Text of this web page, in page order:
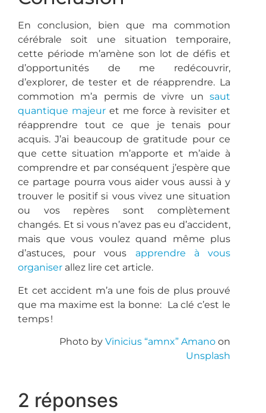
En conclusion, bien que ma commotion
cérébrale soit une situation temporaire,
cette période m’amène son lot de défis et
d’opportunités de me redécouvrir,
d’explorer, de tester et de réapprendre. La
commotion m’a permis de vivre un saut
quantique majeur et me force à revisiter et
réapprendre tout ce que je tenais pour
acquis. J’ai beaucoup de gratitude pour ce
que cette situation m’apporte et m’aide à
comprendre et par conséquent j’espère que
ce partage pourra vous aider vous aussi à y
trouver le positif si vous vivez une situation
ou vos repères sont complètement
changés. Et si vous n’avez pas eu d’accident,
mais que vous voulez quand même plus
d’astuces, pour vous apprendre à vous
organiser allez lire cet article.
Et cet accident m’a une fois de plus prouvé
que ma maxime est la bonne: La clé c’est le
temps !
Photo by Vinicius “amnx” Amano on
Unsplash
2 réponses